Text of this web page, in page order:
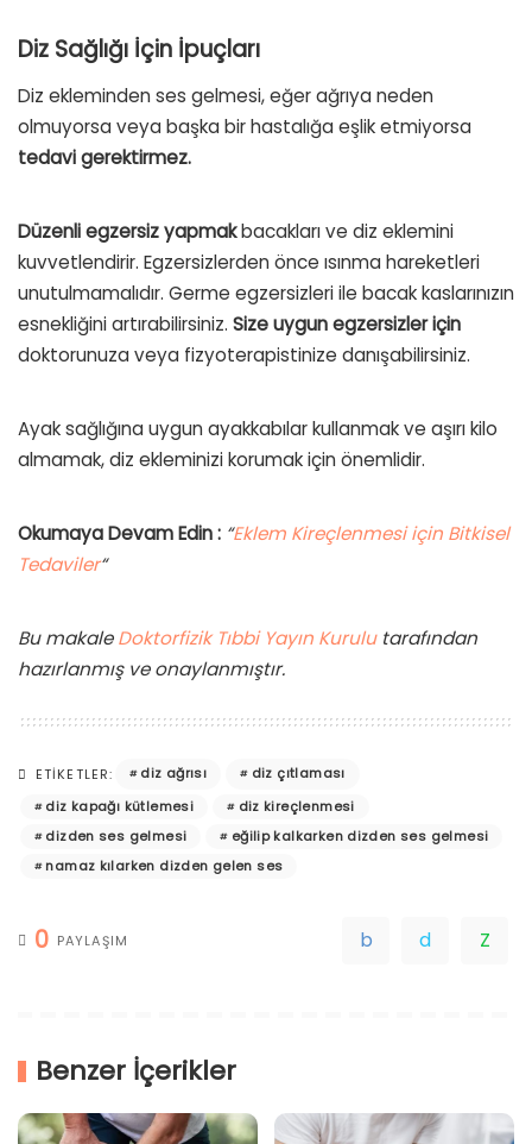
Diz Sağlığı İçin İpuçları
Diz ekleminden ses gelmesi, eğer ağrıya neden
olmuyorsa veya başka bir hastalığa eşlik etmiyorsa
tedavi gerektirmez.
Düzenli egzersiz yapmakbacakları ve diz eklemini
kuvvetlendirir. Egzersizlerden önce ısınma hareketleri
unutulmamalıdır. Germe egzersizleri ile bacak kaslarınızın
esnekliğini artırabilirsiniz. Size uygun egzersizler için
doktorunuza veya fizyoterapistinize danışabilirsiniz.
Ayak sağlığına uygun ayakkabılar kullanmak ve aşırı kilo
almamak, diz ekleminizi korumak için önemlidir.
Okumaya Devam Edin : “Eklem Kireçlenmesi için Bitkisel
Tedaviler“
Bu makaleDoktorfizik Tıbbi Yayın Kurulutarafından
hazırlanmış ve onaylanmıştır.
ETIKETLER: diz ağrısı
diz çıtlaması
diz kapağı kütlemesi
diz kireçlenmesi
dizden ses gelmesi
eğilip kalkarken dizden ses gelmesi
namaz kılarken dizden gelen ses
0 PAYLAŞIM
Benzer İçerikler